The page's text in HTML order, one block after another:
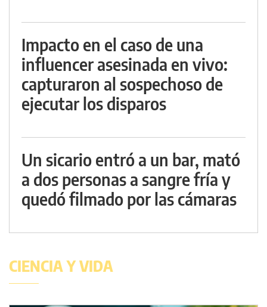
Impacto en el caso de una
influencer asesinada en vivo:
capturaron al sospechoso de
ejecutar los disparos
Un sicario entró a un bar, mató
a dos personas a sangre fría y
quedó filmado por las cámaras
CIENCIA Y VIDA